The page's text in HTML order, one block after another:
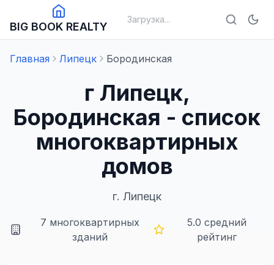
BIG BOOK REALTY
Загрузка...
Главная Липецк Бородинская
г Липецк,
Бородинская - список
многоквартирных
домов
г. Липецк
7 многоквартирных
зданий
5.0 средний
рейтинг